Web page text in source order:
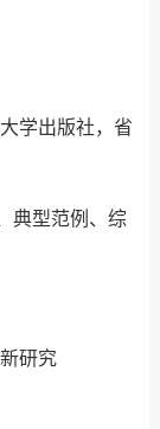
学出版社，省
典型范例、综
研究